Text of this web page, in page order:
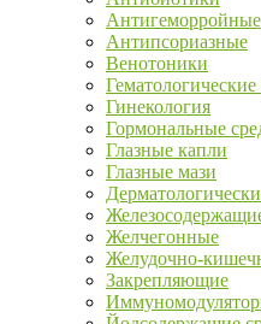
Антигеморройные
Антипсориазные
Венотоники
Гинекология
Гормональные
Глазные капли
Глазные мази
Желчегонные
Желудочно-
Закрепляющие